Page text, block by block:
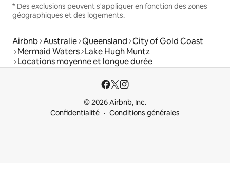
* Des exclusions peuvent s'appliquer en fonction des zones
géographiques et des logements.
Airbnb Australie Queensland City of Gold Coast
Mermaid Waters Lake Hugh Muntz
Locations moyenne et longue durée
© 2026 Airbnb, Inc.
Confidentialité
Conditions générales